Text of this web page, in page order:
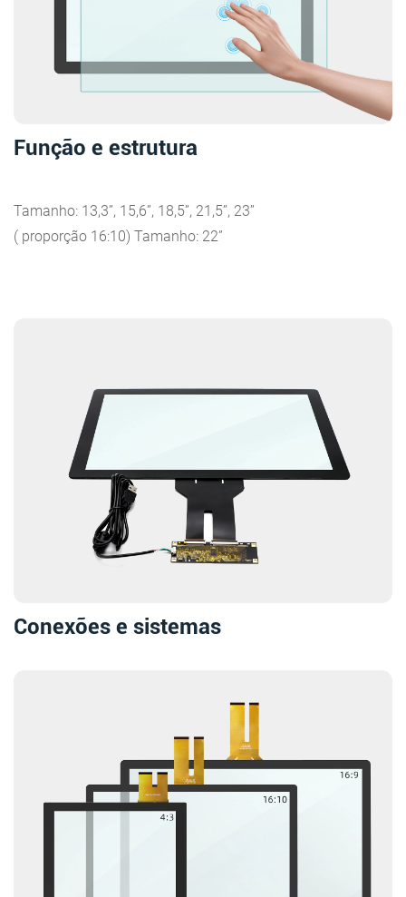
Função e estrutura
Tamanho: 13,3”, 15,6”, 18,5”, 21,5”, 23”
( proporção 16:10) Tamanho: 22”
Conexões e sistemas